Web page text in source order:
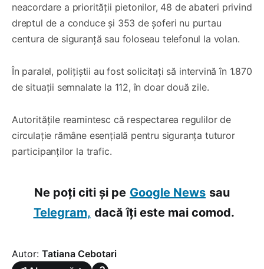
neacordare a priorității pietonilor, 48 de abateri privind
dreptul de a conduce și 353 de șoferi nu purtau
centura de siguranță sau foloseau telefonul la volan.
În paralel, polițiștii au fost solicitați să intervină în 1.870
de situații semnalate la 112, în doar două zile.
Autoritățile reamintesc că respectarea regulilor de
circulație rămâne esențială pentru siguranța tuturor
participanților la trafic.
Ne poți citi și pe Google News sau
Telegram, dacă îți este mai comod.
Autor: Tatiana Cebotari